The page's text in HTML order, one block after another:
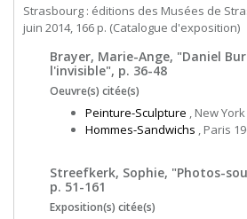
Strasbourg : éditions des Musées de
juin 2014, 166 p. (Catalogue d'exposition)
Brayer, Marie-Ange, "Daniel
l'invisible", p. 36-48
Oeuvre(s) citée(s)
Peinture-Sculpture , New
Hommes-Sandwichs , Paris
Streefkerk, Sophie, "Photos-
p. 51-161
Exposition(s) citée(s)